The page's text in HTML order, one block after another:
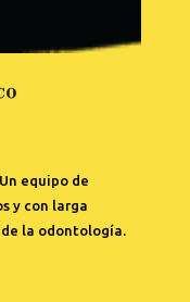
equipo de
y con larga
la odontología.